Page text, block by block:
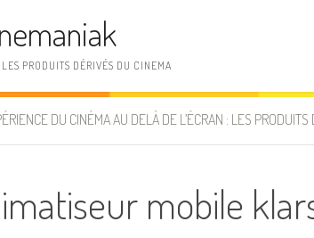
LES PRODUITS DÉRIVÉS DU CINEMA
DU CINÉMA AU DELÀ DE L’ÉCRAN : LES PRODUITS
mobile